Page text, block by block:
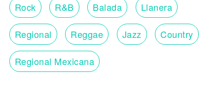
Rock R&B Balada Llanera
Regional Reggae Jazz Country
Regional Mexicana